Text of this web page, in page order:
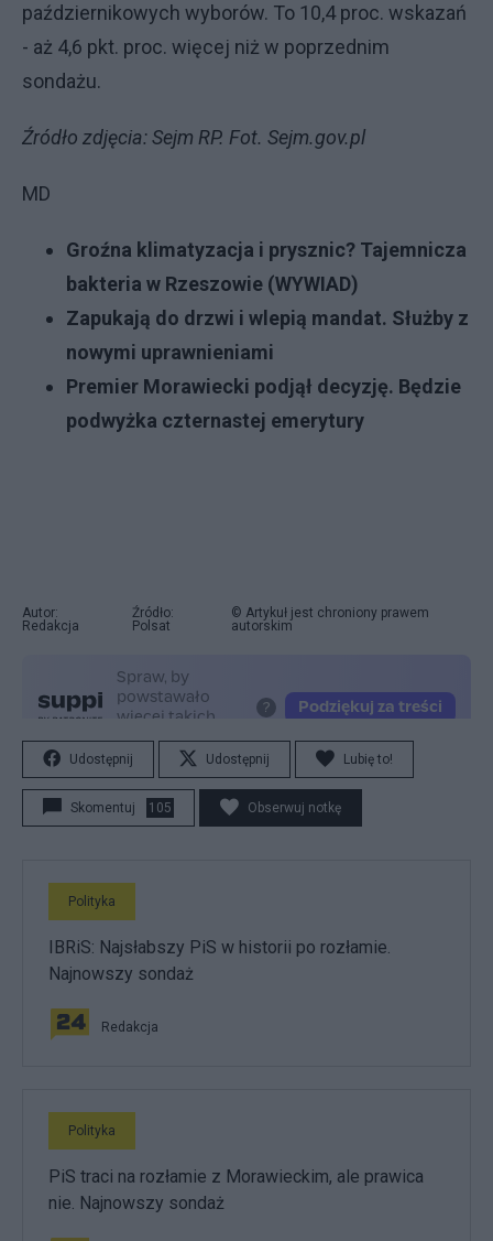
październikowych wyborów. To 10,4 proc. wskazań
- aż 4,6 pkt. proc. więcej niż w poprzednim
sondażu.
Źródło zdjęcia: Sejm RP. Fot. Sejm.gov.pl
MD
Groźna klimatyzacja i prysznic? Tajemnicza
bakteria w Rzeszowie (WYWIAD)
Zapukają do drzwi i wlepią mandat. Służby z
nowymi uprawnieniami
Premier Morawiecki podjął decyzję. Będzie
podwyżka czternastej emerytury
Autor:
Redakcja
Źródło:
Polsat
© Artykuł jest chroniony prawem
autorskim
Udostępnij Udostępnij Lubię to!
Skomentuj 105 Obserwuj notkę
Polityka
IBRiS: Najsłabszy PiS w historii po rozłamie.
Najnowszy sondaż
Redakcja
Polityka
PiS traci na rozłamie z Morawieckim, ale prawica
nie. Najnowszy sondaż